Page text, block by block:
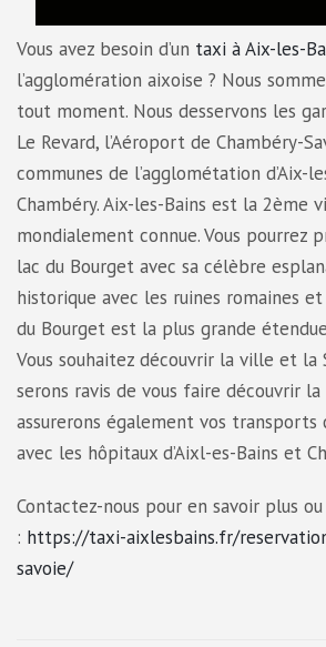
Vous avez besoin d’un taxi à Aix-les-
l’agglomération aixoise ? Nous
tout moment. Nous desservons les
Le Revard, l’Aéroport de Chambéry-
communes de l’agglométation d’Aix-
Chambéry. Aix-les-Bains est la 2ème
mondialement connue. Vous pourrez
lac du Bourget avec sa célèbre
historique avec les ruines romaines
du Bourget est la plus grande étendue
Vous souhaitez découvrir la ville et la
serons ravis de vous faire découvrir la
assurerons également vos transports
avec les hôpitaux d’Aixl-es-Bains et
Contactez-nous pour en savoir plus
: https://taxi-aixlesbains.fr/
savoie/